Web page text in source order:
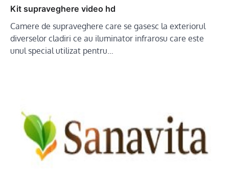
Kit supraveghere video hd
Camere de supraveghere care se gasesc la exteriorul
diverselor cladiri ce au iluminator infrarosu care este
unul special utilizat pentru…